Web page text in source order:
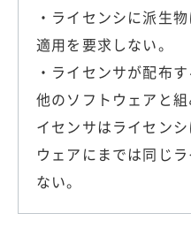
・ライセンシに派生
適用を要求しない。
・ライセンサが配布
他のソフトウェアと
イセンサはライセン
ウェアにまでは同じ
ない。